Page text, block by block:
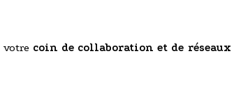
coin de collaboration et de réseaux